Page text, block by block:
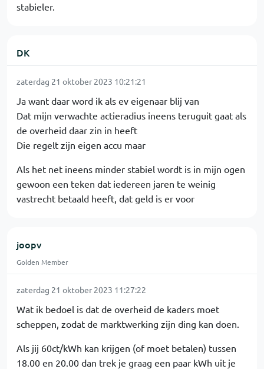
stabieler.
DK
zaterdag 21 oktober 2023 10:21:21
Ja want daar word ik als ev eigenaar blij van
Dat mijn verwachte actieradius ineens teruguit gaat als
de overheid daar zin in heeft
Die regelt zijn eigen accu maar
Als het net ineens minder stabiel wordt is in mijn ogen
gewoon een teken dat iedereen jaren te weinig
vastrecht betaald heeft, dat geld is er voor
joopv
Golden Member
zaterdag 21 oktober 2023 11:27:22
Wat ik bedoel is dat de overheid de kaders moet
scheppen, zodat de marktwerking zijn ding kan doen.
Als jij 60ct/kWh kan krijgen (of moet betalen) tussen
18.00 en 20.00 dan trek je graag een paar kWh uit je